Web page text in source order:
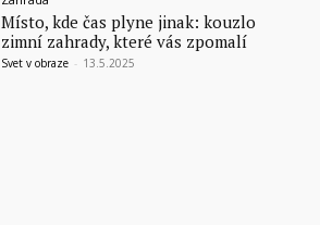
Místo, kde čas plyne jinak: kouzlo
zimní zahrady, které vás zpomalí
Svet v obraze - 13.5.2025